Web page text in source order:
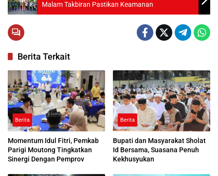
Malam Takbiran Pastikan Keamanan
Berita Terkait
Berita
Momentum Idul Fitri, Pemkab
Parigi Moutong Tingkatkan
Sinergi Dengan Pemprov
Berita
Bupati dan Masyarakat Sholat
Id Bersama, Suasana Penuh
Kekhusyukan